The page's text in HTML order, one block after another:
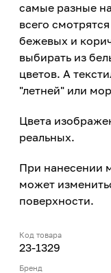
самые разные
всего
бежевых и
выбирать из
цветов. А
"летней" или
Цвета
реальных.
При нанесении
может
поверхности.
Код товара
23-1329
Бренд